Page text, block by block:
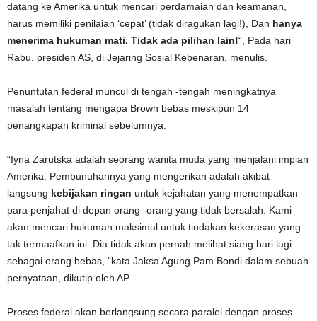
datang ke Amerika untuk mencari perdamaian dan keamanan,
harus memiliki penilaian ‘cepat’ (tidak diragukan lagi!), Dan hanya
menerima hukuman mati. Tidak ada pilihan lain!“, Pada hari
Rabu, presiden AS, di Jejaring Sosial Kebenaran, menulis.
Penuntutan federal muncul di tengah -tengah meningkatnya
masalah tentang mengapa Brown bebas meskipun 14
penangkapan kriminal sebelumnya.
“Iyna Zarutska adalah seorang wanita muda yang menjalani impian
Amerika. Pembunuhannya yang mengerikan adalah akibat
langsung kebijakan ringan untuk kejahatan yang menempatkan
para penjahat di depan orang -orang yang tidak bersalah. Kami
akan mencari hukuman maksimal untuk tindakan kekerasan yang
tak termaafkan ini. Dia tidak akan pernah melihat siang hari lagi
sebagai orang bebas, ”kata Jaksa Agung Pam Bondi dalam sebuah
pernyataan, dikutip oleh AP.
Proses federal akan berlangsung secara paralel dengan proses